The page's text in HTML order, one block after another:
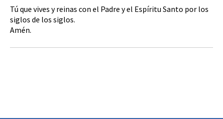
Tú que vives y reinas con el Padre y el Espíritu Santo por los
siglos de los siglos.
Amén.